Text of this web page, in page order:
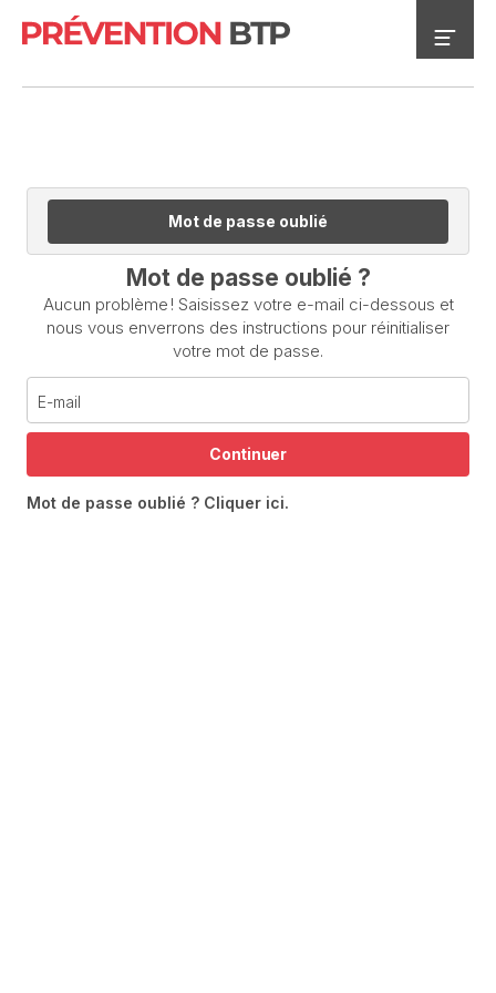
Mot de passe oublié
Mot de passe oublié ?
Aucun problème ! Saisissez votre e-mail ci-dessous et
nous vous enverrons des instructions pour réinitialiser
votre mot de passe.
Continuer
Mot de passe oublié ? Cliquer ici.